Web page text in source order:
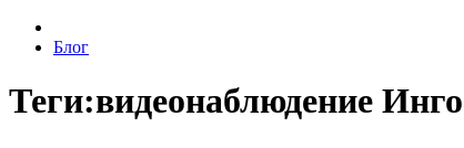
Блог
Теги:видеонаблюдение